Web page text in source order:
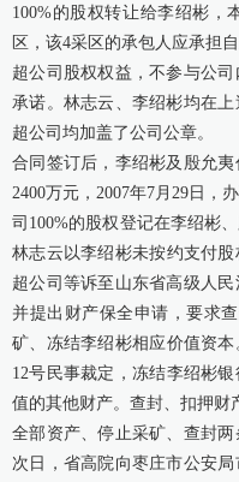
100%的股权转让给李绍彬，
区，该4采区的承包人应承担
超公司股权权益，不参与公
承诺。林志云、李绍彬均在
超公司均加盖了公司公章。
合同签订后，李绍彬及殷允
2400万元，2007年7月29日，
司100%的股权登记在李绍彬
林志云以李绍彬未按约支付
超公司等诉至山东省高级人
并提出财产保全申请，要求
矿、冻结李绍彬相应价值资
12号民事裁定，冻结李绍彬
值的其他财产。查封、扣押财
全部资产、停止采矿、查封两
次日，省高院向枣庄市公安